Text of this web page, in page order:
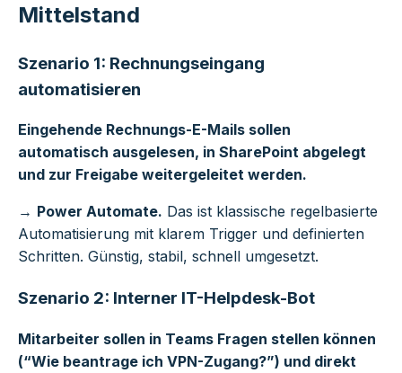
Mittelstand
Szenario 1: Rechnungseingang
automatisieren
Eingehende Rechnungs-E-Mails sollen
automatisch ausgelesen, in SharePoint abgelegt
und zur Freigabe weitergeleitet werden.
→ Power Automate. Das ist klassische regelbasierte
Automatisierung mit klarem Trigger und definierten
Schritten. Günstig, stabil, schnell umgesetzt.
Szenario 2: Interner IT-Helpdesk-Bot
Mitarbeiter sollen in Teams Fragen stellen können
(“Wie beantrage ich VPN-Zugang?”) und direkt